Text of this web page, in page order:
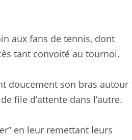
aux fans de tennis, dont
tant convoité au tournoi.
doucement son bras autour
file d’attente dans l’autre.
en leur remettant leurs